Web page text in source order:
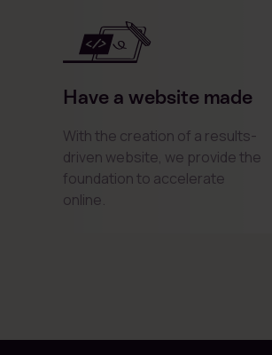
Have a website made
With the creation of a results-
driven website, we provide the
foundation to accelerate
online.